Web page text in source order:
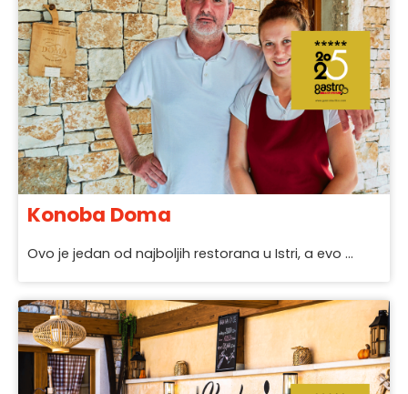
Konoba Doma
Ovo je jedan od najboljih restorana u Istri, a evo ...